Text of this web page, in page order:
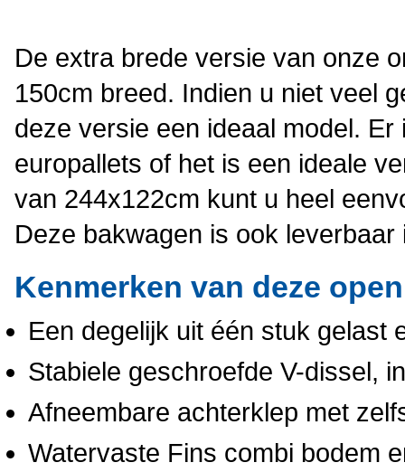
De extra brede versie van onze
150cm breed. Indien u niet veel
deze versie een ideaal model.
europallets of het is een ideale
van 244x122cm kunt u heel
Deze bakwagen is ook
Kenmerken van deze
Een degelijk uit één stuk gelast
Stabiele geschroefde V-dissel,
Afneembare achterklep met
Watervaste Fins combi bodem